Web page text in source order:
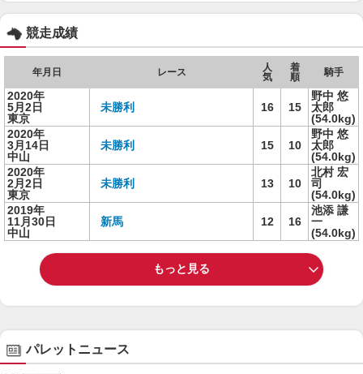
競走成績
年月日 レース
人
気
着
順
騎手
2020年
5月2日
東京
未勝利 16 15
野中 悠
太郎
(54.0kg)
2020年
3月14日
中山
未勝利 15 10
野中 悠
太郎
(54.0kg)
2020年
2月2日
東京
未勝利 13 10
北村 宏
司
(54.0kg)
2019年
11月30日
中山
新馬 12 16
池添 謙
一
(54.0kg)
もっと見る
パレットニュース